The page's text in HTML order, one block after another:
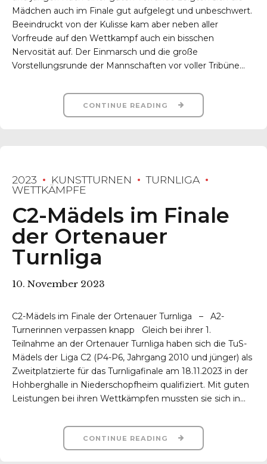
Mädchen auch im Finale gut aufgelegt und unbeschwert.
Beeindruckt von der Kulisse kam aber neben aller
Vorfreude auf den Wettkampf auch ein bisschen
Nervosität auf. Der Einmarsch und die große
Vorstellungsrunde der Mannschaften vor voller Tribüne...
CONTINUE READING
2023 KUNSTTURNEN
TURNLIGA
WETTKÄMPFE
C2-Mädels im Finale
der Ortenauer
Turnliga
10. November 2023
C2-Mädels im Finale der Ortenauer Turnliga – A2-
Turnerinnen verpassen knapp Gleich bei ihrer 1.
Teilnahme an der Ortenauer Turnliga haben sich die TuS-
Mädels der Liga C2 (P4-P6, Jahrgang 2010 und jünger) als
Zweitplatzierte für das Turnligafinale am 18.11.2023 in der
Hohberghalle in Niederschopfheim qualifiziert. Mit guten
Leistungen bei ihren Wettkämpfen mussten sie sich in...
CONTINUE READING